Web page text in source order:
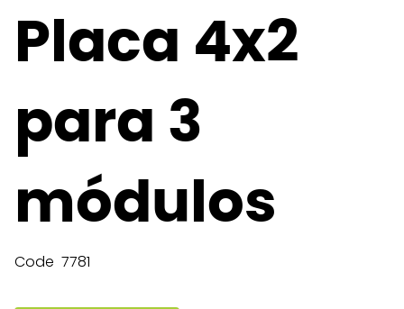
Placa 4x2
para 3
módulos
Code 7781